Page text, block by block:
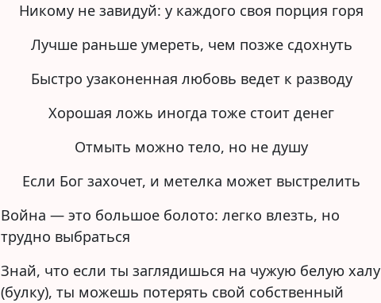
Никому не завидуй: у каждого своя порция горя
Лучше раньше умереть, чем позже сдохнуть
Быстро узаконенная любовь ведет к разводу
Хорошая ложь иногда тоже стоит денег
Отмыть можно тело, но не душу
Если Бог захочет, и метелка может выстрелить
Война — это большое болото: легко влезть, но
трудно выбраться
Знай, что если ты заглядишься на чужую белую халу
(булку), ты можешь потерять свой собственный